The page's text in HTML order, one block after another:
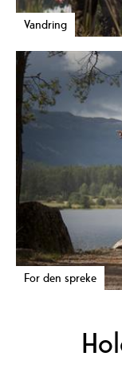
Vandring
For den spreke